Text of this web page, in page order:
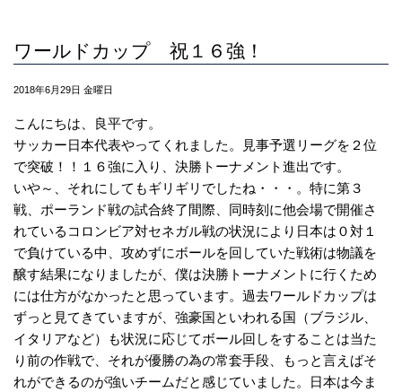
ワールドカップ 祝１６強！
2018年6月29日 金曜日
こんにちは、良平です。
サッカー日本代表やってくれました。見事予選リーグを２位
で突破！！１６強に入り、決勝トーナメント進出です。
いや～、それにしてもギリギリでしたね・・・。特に第３
戦、ポーランド戦の試合終了間際、同時刻に他会場で開催さ
れているコロンビア対セネガル戦の状況により日本は０対１
で負けている中、攻めずにボールを回していた戦術は物議を
醸す結果になりましたが、僕は決勝トーナメントに行くため
には仕方がなかったと思っています。過去ワールドカップは
ずっと見てきていますが、強豪国といわれる国（ブラジル、
イタリアなど）も状況に応じてボール回しをすることは当た
り前の作戦で、それが優勝の為の常套手段、もっと言えばそ
れができるのが強いチームだと感じていました。日本は今ま